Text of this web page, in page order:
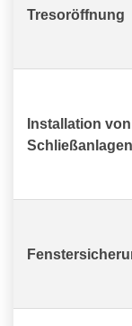
Tresoröffnung
Installation von
Schließanlagen